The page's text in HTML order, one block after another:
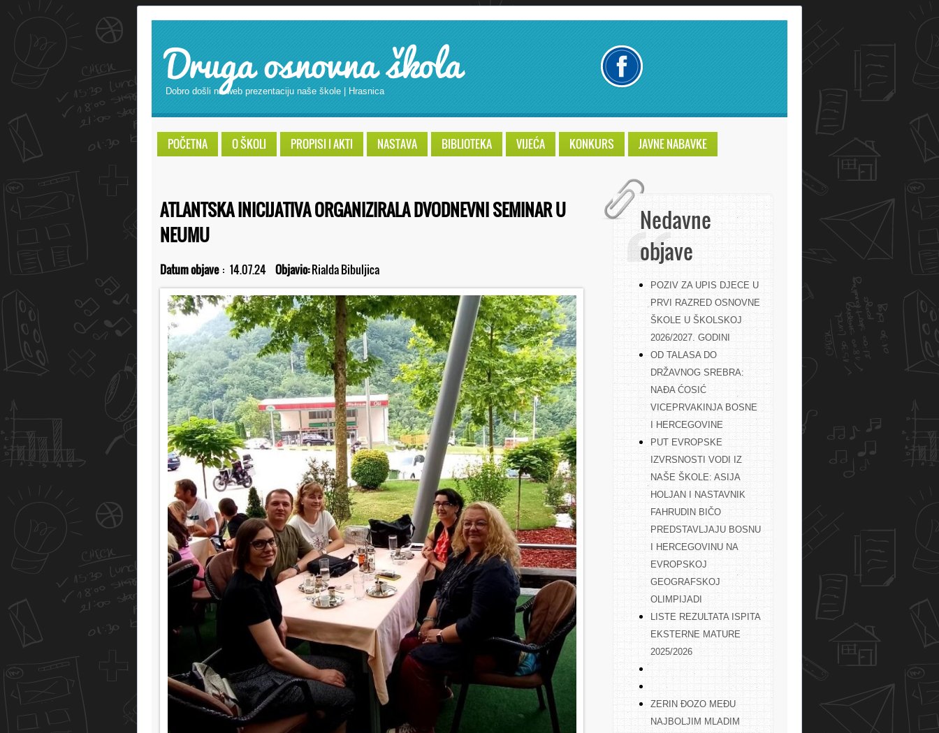
Druga osnovna škola
Dobro došli na web prezentaciju naše škole | Hrasnica
POČETNA O ŠKOLI PROPISI I AKTI NASTAVA BIBLIOTEKA VIJEĆA KONKURS JAVNE NABAVKE
Nedavne
objave
POZIV ZA UPIS DJECE U
PRVI RAZRED OSNOVNE
ŠKOLE U ŠKOLSKOJ
2026/2027. GODINI
OD TALASA DO
DRŽAVNOG SREBRA:
NAĐA ĆOSIĆ
VICEPRVAKINJA BOSNE
I HERCEGOVINE
PUT EVROPSKE
IZVRSNOSTI VODI IZ
NAŠE ŠKOLE: ASIJA
HOLJAN I NASTAVNIK
FAHRUDIN BIČO
PREDSTAVLJAJU BOSNU
I HERCEGOVINU NA
EVROPSKOJ
GEOGRAFSKOJ
OLIMPIJADI
LISTE REZULTATA ISPITA
EKSTERNE MATURE
2025/2026
ZERIN ĐOZO MEĐU
NAJBOLJIM MLADIM
ATLANTSKA INICIJATIVA ORGANIZIRALA DVODNEVNI SEMINAR U
NEUMU
Datum objave : 14.07.24 Objavio:Rialda Bibuljica